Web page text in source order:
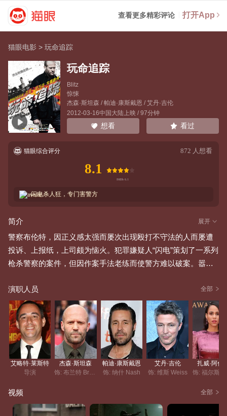
查看更多精彩评论 打开App
猫眼电影 >玩命追踪
玩命追踪
Blitz
惊悚
杰森·斯坦森 / 帕迪·康斯戴恩 / 艾丹·吉伦
2012-03-16中国大陆上映 / 97分钟
想看 看过
猫眼综合评分 872 人想看
8.1
闪电杀人狂，专门害警方
简介 展开
警察布伦特，因正义感太强而屡次出现殴打不守法的人而屡遭
投诉、上报纸，上司颇为恼火。犯罪嫌疑人“闪电”策划了一系列
枪杀警察的案件，但因作案手法老练而使警方难以破案。嚣张
浦报告他杀人的细节。邓洛浦为了自己出名而没有通知警方，
每次都能让警方试图封锁消息的计划破灭，也因此被警方注
意。布伦特接到为赚信息费而提供线索的线人雷德诺报告（悲
剧的雷德诺一分钱没拿到还被布伦特教训了一顿），一家名为
“孔雀健身房”的会员巴里.怀斯（即犯罪嫌疑人闪电），在youtu
be上传了一个杀害警犬的视频，并扬言这只是“练习”。布伦特
去了新上司波特.纳什（同性恋）家里，并和他成了朋友，纳什
证据的犯罪分子，才被降职到了这个警局。布伦特和纳什检查
了巴里.怀斯的住处，巴里·怀斯假装很友善但被布伦特怀疑。紧
演职人员 全部
艾略特·莱斯特
导演
杰森·斯坦森
饰: 布兰特 Brant
帕迪·康斯戴恩
饰: 纳什 Nash
艾丹·吉伦
饰: 维斯 Weiss
扎威·阿什
饰: 福尔斯
视频 全部